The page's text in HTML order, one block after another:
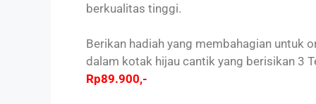
berkualitas tinggi.
Berikan hadiah yang membahagian untuk
dalam kotak hijau cantik yang berisikan 3
Rp89.900,-